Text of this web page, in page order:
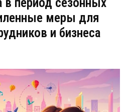
в период сезонных
меры для
и бизнеса